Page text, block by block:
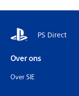
PS Direct
Over ons
Over SIE